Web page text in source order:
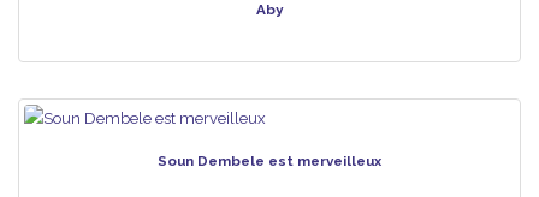
Aby
Soun Dembele est merveilleux